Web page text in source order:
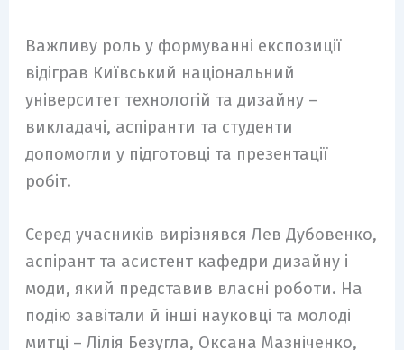
Важливу роль у формуванні експозиції
відіграв Київський національний
університет технологій та дизайну –
викладачі, аспіранти та студенти
допомогли у підготовці та презентації
робіт.
Серед учасників вирізнявся Лев Дубовенко,
аспірант та асистент кафедри дизайну і
моди, який представив власні роботи. На
подію завітали й інші науковці та молоді
митці – Лілія Безугла, Оксана Мазніченко,